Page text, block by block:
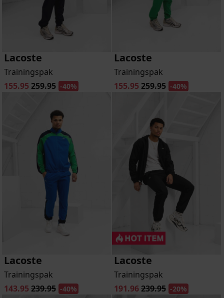
Lacoste
Trainingspak
155.95 259.95 -40%
Lacoste
Trainingspak
155.95 259.95 -40%
Lacoste
Trainingspak
143.95 239.95 -40%
Lacoste
Trainingspak
191.96239.95 -20%